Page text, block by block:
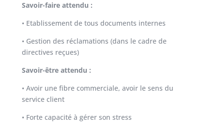
Savoir-faire attendu :
• Etablissement de tous documents internes
• Gestion des réclamations (dans le cadre de
directives reçues)
Savoir-être attendu :
• Avoir une fibre commerciale, avoir le sens du
service client
• Forte capacité à gérer son stress